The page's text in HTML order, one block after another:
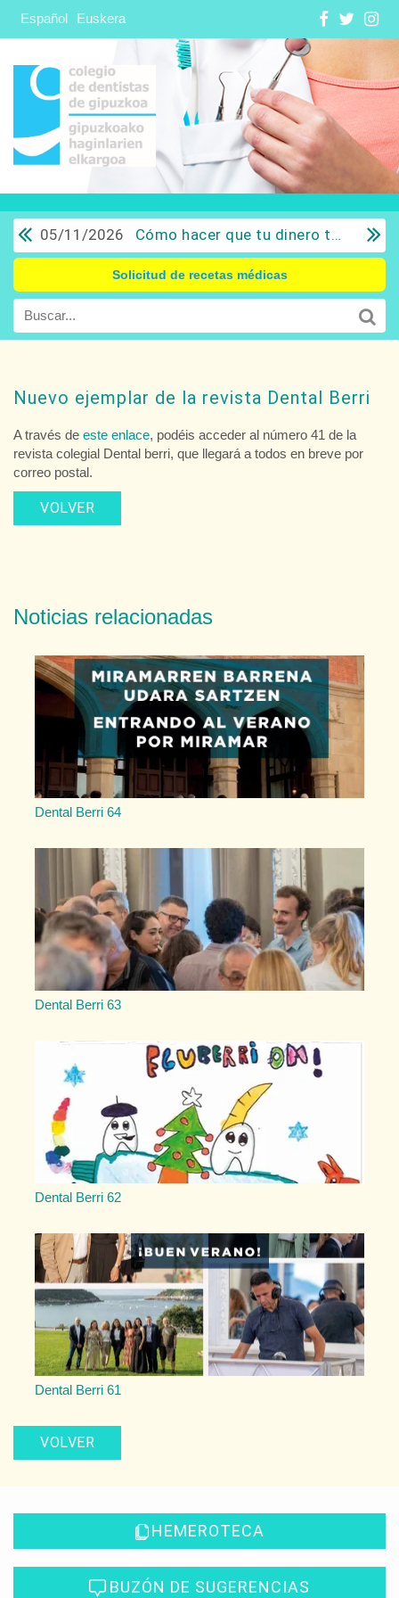
Español Euskera
05/11/2026 Cómo hacer que tu dinero trabaje para ti: Del ahorro a la inversión con sentido común.
Solicitud de recetas médicas
Nuevo ejemplar de la revista Dental Berri
A través de este enlace, podéis acceder al número 41 de la
revista colegial Dental berri, que llegará a todos en breve por
correo postal.
VOLVER
Noticias relacionadas
Dental Berri 64
Dental Berri 63
Dental Berri 62
Dental Berri 61
VOLVER
HEMEROTECA
BUZÓN DE SUGERENCIAS